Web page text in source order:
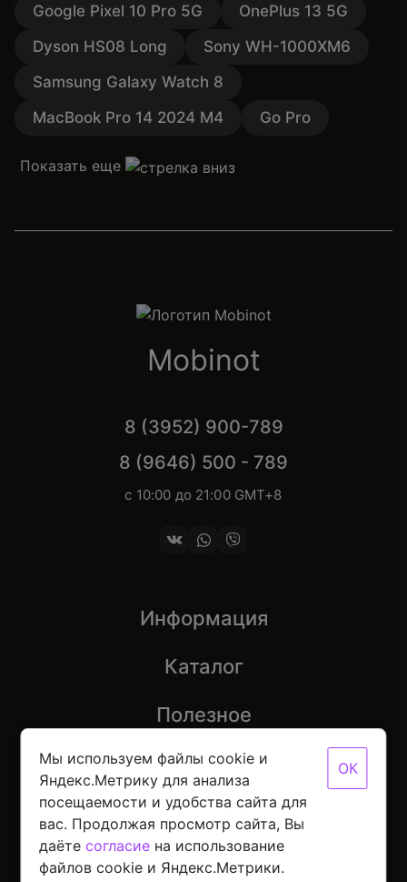
Мы используем файлы cookie и
Яндекс.Метрику для анализа
посещаемости и удобства сайта для
вас. Продолжая просмотр сайта, Вы
даётесогласие на использование
файлов cookie и Яндекс.Метрики.
ОК
Google Pixel 10 Pro 5G
OnePlus 13 5G
Dyson HS08 Long
Sony WH-1000XM6
Samsung Galaxy Watch 8
MacBook Pro 14 2024 M4
Go Pro
Показать еще
Mobinot
8 (3952) 900-789
8 (9646) 500 - 789
с 10:00 до 21:00 GMT+8
Информация
Каталог
Полезное
© 2026 Mobinot — Магазин низких цен на всю
цифровую технику
Политика конфиденциальности данных
Разработано св NORDER